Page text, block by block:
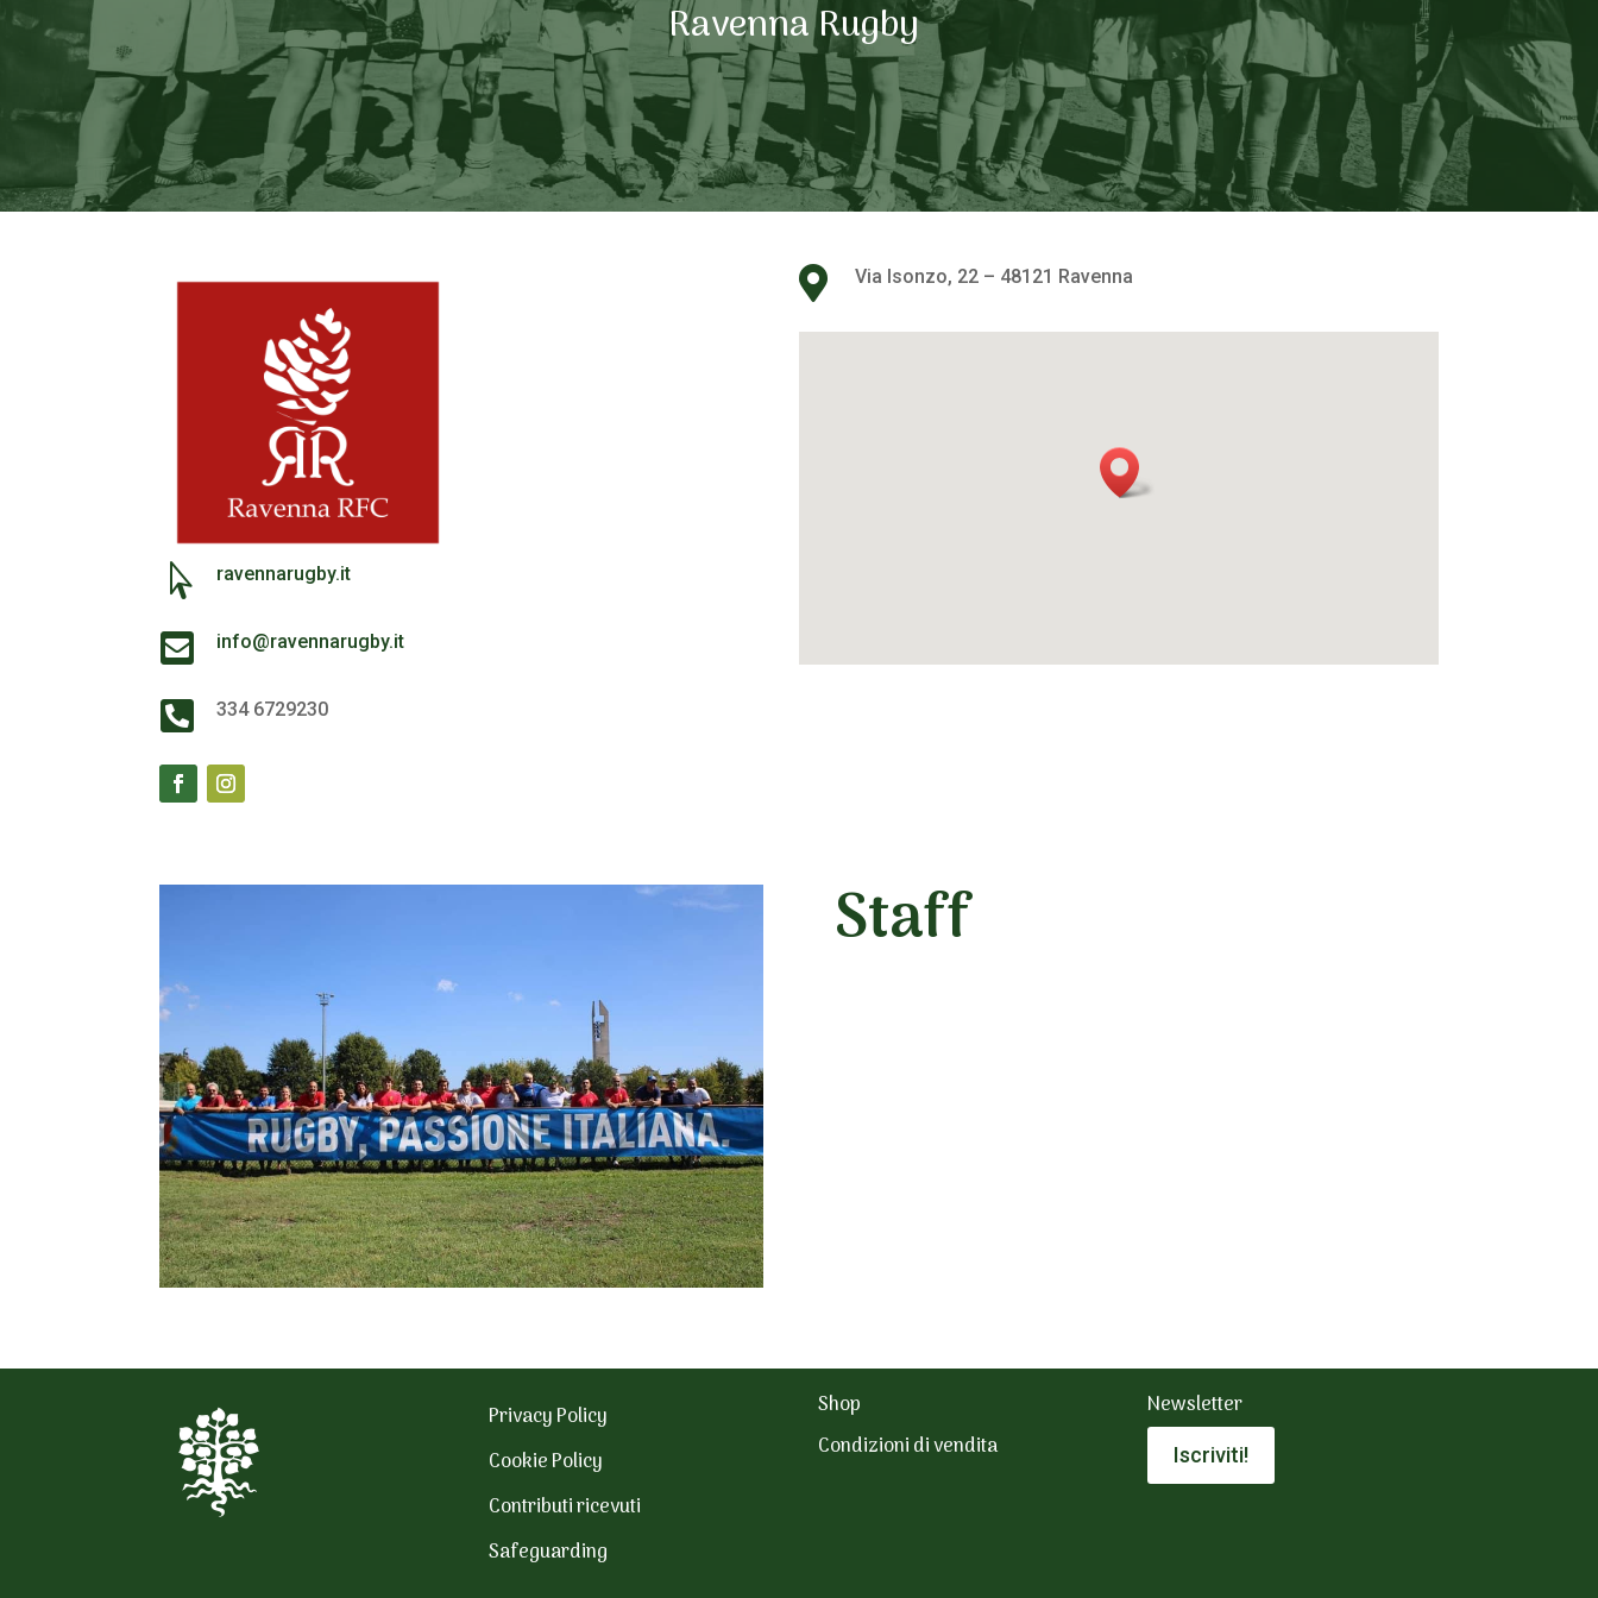
Ravenna Rugby
 ravennarugby.it
 info@ravennarugby.it
 334 6729230
 Via Isonzo, 22 – 48121 Ravenna
Staff
Privacy Policy
Cookie Policy
Contributi ricevuti
Safeguarding
Shop
Condizioni di vendita
Newsletter
Iscriviti!